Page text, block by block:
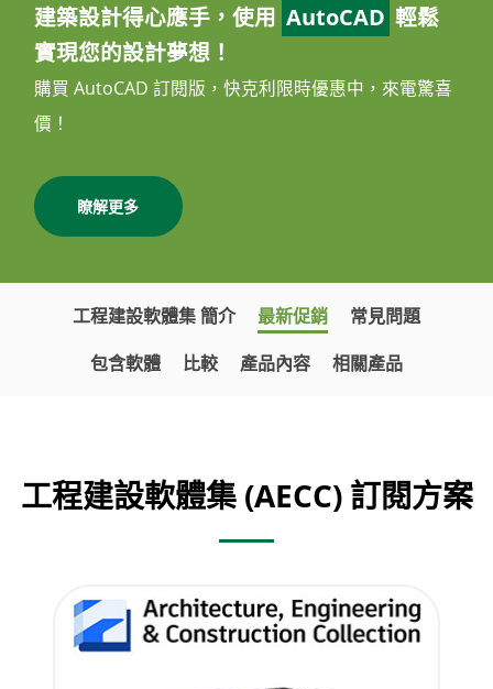
建築設計得心應手，使用 AutoCAD 輕鬆
實現您的設計夢想！
購買 AutoCAD 訂閱版，快克利限時優惠中，來電驚喜
價！
瞭解更多
工程建設軟體集 簡介 最新促銷
常見問題
包含軟體
比較 產品內容 相關產品
工程建設軟體集 (AECC) 訂閱方案